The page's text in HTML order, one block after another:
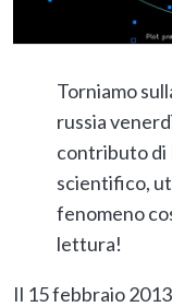
Torniamo
russia
contributo di
scientifico,
fenomeno
lettura!
Il 15 febbraio